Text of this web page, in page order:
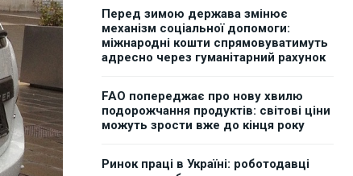
Перед зимою держава змінює
механізм соціальної допомоги:
міжнародні кошти спрямовуватимуть
адресно через гуманітарний рахунок
FAO попереджає про нову хвилю
подорожчання продуктів: світові ціни
можуть зрости вже до кінця року
Ринок праці в Україні: роботодавці